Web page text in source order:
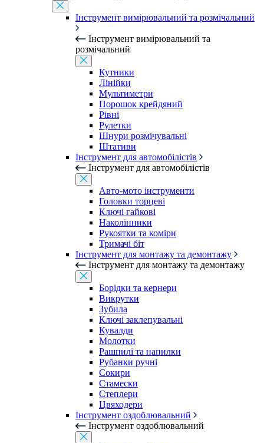
Інструмент вимірювальний та розмічальний
Інструмент вимірювальний та
розмічальний
Кутники
Лінійки
Мультиметри
Порошок крейдяний
Рівні
Рулетки
Шнури розмічувальні
Штативи
Інструмент для автомобілістів
Інструмент для автомобілістів
Авто-мото інструменти
Головки торцеві
Ключі гайкові
Наколінники
Рукоятки та коміри
Тримачі біт
Інструмент для монтажу та демонтажу
Інструмент для монтажу та демонтажу
Борідки та кернери
Викрутки
Зубила
Ключі заклепувальні
Кувалди
Молотки
Рашпилі та напилки
Рубанки ручні
Сокири
Стамески
Степлери
Цвяходери
Інструмент оздоблювальний
Інструмент оздоблювальний